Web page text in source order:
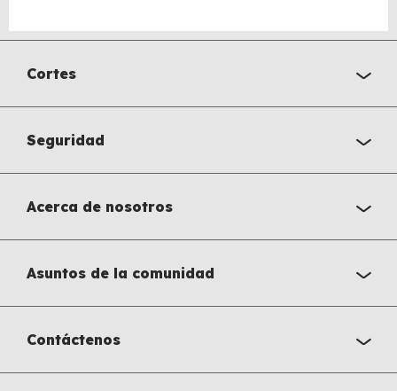
Cortes
Seguridad
Acerca de nosotros
Asuntos de la comunidad
Contáctenos